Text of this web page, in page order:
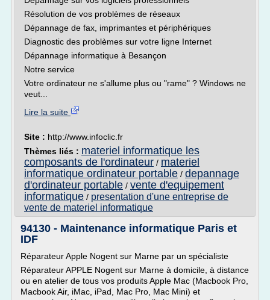
Résolution de vos problèmes de réseaux
Dépannage de fax, imprimantes et périphériques
Diagnostic des problèmes sur votre ligne Internet
Dépannage informatique à Besançon
Notre service
Votre ordinateur ne s'allume plus ou "rame" ? Windows ne
veut...
Lire la suite
Site : http://www.infoclic.fr
Thèmes liés : materiel informatique les
composants de l'ordinateur / materiel
informatique ordinateur portable / depannage
d'ordinateur portable / vente d'equipement
informatique / presentation d'une entreprise de
vente de materiel informatique
94130 - Maintenance informatique Paris et
IDF
Réparateur Apple Nogent sur Marne par un spécialiste
Réparateur APPLE Nogent sur Marne à domicile, à distance
ou en atelier de tous vos produits Apple Mac (Macbook Pro,
Macbook Air, iMac, iPad, Mac Pro, Mac Mini) et